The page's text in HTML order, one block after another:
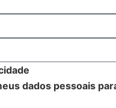
dados pessoais